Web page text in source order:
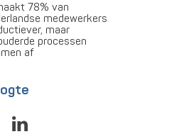
78% van
medewerkers
maar
processen
af